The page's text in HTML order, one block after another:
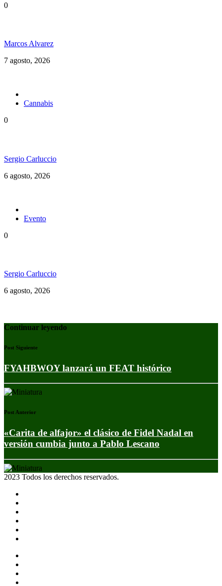
0
Marcos Alvarez
7 agosto, 2026
Cannabis
0
Sergio Carluccio
6 agosto, 2026
Evento
0
Sergio Carluccio
6 agosto, 2026
Continuar leyendo
Post Siguiente
FYAHBWOY lanzará un FEAT histórico
Post Anterior
«Carita de alfajor» el clásico de Fidel Nadal en
versión cumbia junto a Pablo Lescano
2023 Todos los derechos reservados.